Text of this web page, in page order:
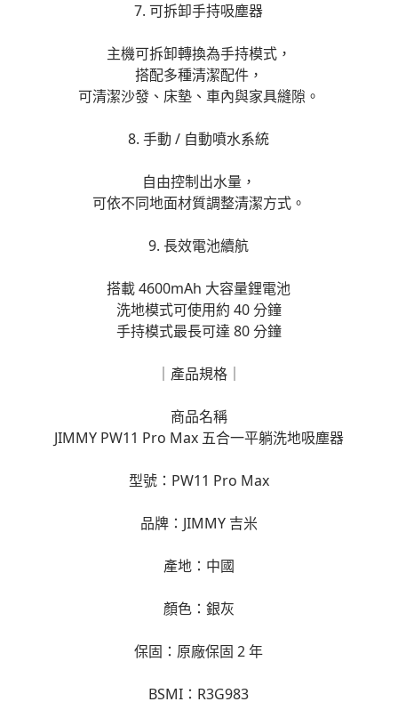
7. 可拆卸手持吸塵器
主機可拆卸轉換為手持模式，
搭配多種清潔配件，
可清潔沙發、床墊、車內與家具縫隙。
8. 手動 / 自動噴水系統
自由控制出水量，
可依不同地面材質調整清潔方式。
9. 長效電池續航
搭載 4600mAh 大容量鋰電池
洗地模式可使用約 40 分鐘
手持模式最長可達 80 分鐘
｜產品規格｜
商品名稱
JIMMY PW11 Pro Max 五合一平躺洗地吸塵器
型號：PW11 Pro Max
品牌：JIMMY 吉米
產地：中國
顏色：銀灰
保固：原廠保固 2 年
BSMI：R3G983